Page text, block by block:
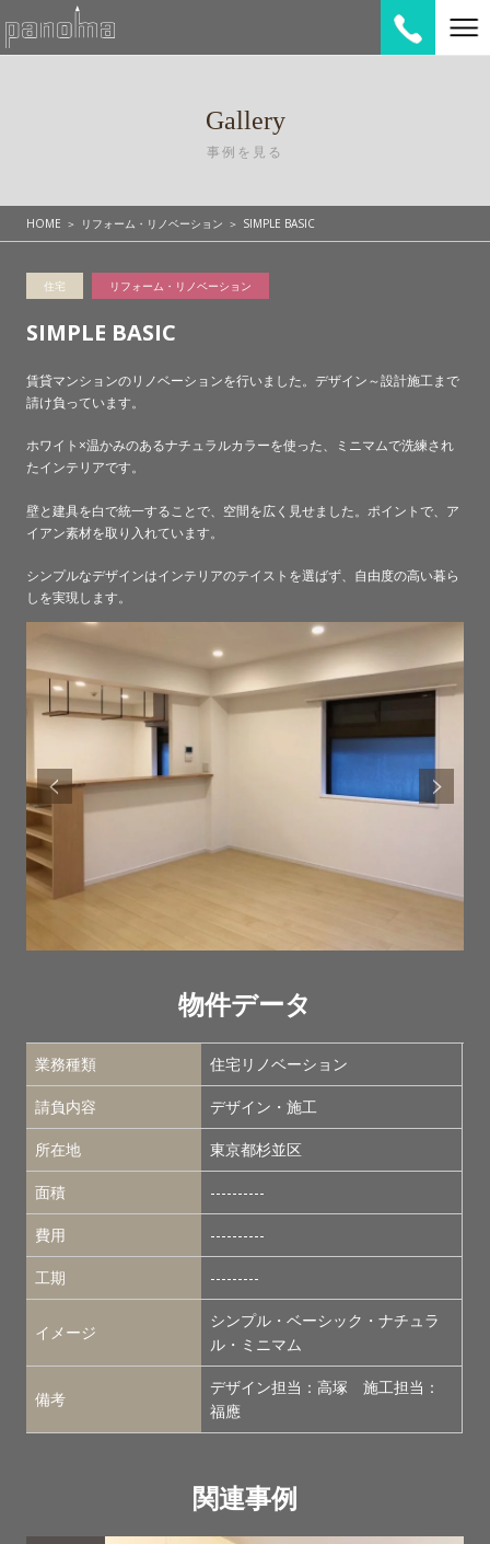
Gallery
事例を見る
HOME リフォーム・リノベーション SIMPLE BASIC
住宅 リフォーム・リノベーション
SIMPLE BASIC
賃貸マンションのリノベーションを行いました。デザイン～設計施工まで
請け負っています。
ホワイト×温かみのあるナチュラルカラーを使った、ミニマムで洗練され
たインテリアです。
壁と建具を白で統一することで、空間を広く見せました。ポイントで、ア
イアン素材を取り入れています。
シンプルなデザインはインテリアのテイストを選ばず、自由度の高い暮ら
しを実現します。
物件データ
業務種類 住宅リノベーション
請負内容 デザイン・施工
所在地 東京都杉並区
面積 ----------
費用 ----------
工期 ---------
イメージ
シンプル・ベーシック・ナチュラ
ル・ミニマム
備考
デザイン担当：高塚 施工担当：
福應
関連事例